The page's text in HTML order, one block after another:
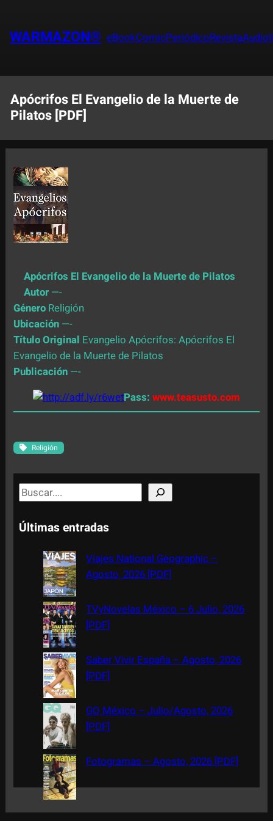
contenido
WARMAZON® eBookComicPeriódicoRevista
Apócrifos El Evangelio de la Muerte de
Pilatos [PDF]
Apócrifos El Evangelio de la Muerte de Pilatos
Autor —-
Género Religión
Ubicación —-
Título Original Evangelio Apócrifos: Apócrifos El
Evangelio de la Muerte de Pilatos
Publicación —-
Pass: www.teasusto.com
Religión
S
e
a
Últimas entradas
Viajes National Geographic –
Agosto, 2026 [PDF]
TVyNovelas México – 6 Julio, 2026
[PDF]
Saber Vivir España – Agosto, 2026
[PDF]
GQ México – Julio/Agosto, 2026
[PDF]
Fotogramas – Agosto, 2026 [PDF]